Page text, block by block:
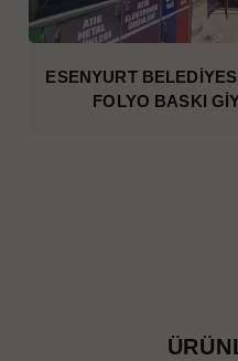
ESENYURT
FOLYO BASKI